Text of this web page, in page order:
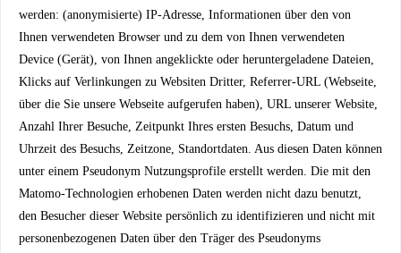
werden: (anonymisierte) IP-Adresse, Informationen über den von
Ihnen verwendeten Browser und zu dem von Ihnen verwendeten
Device (Gerät), von Ihnen angeklickte oder heruntergeladene Dateien,
Klicks auf Verlinkungen zu Websiten Dritter, Referrer-URL (Webseite,
über die Sie unsere Webseite aufgerufen haben), URL unserer Website,
Anzahl Ihrer Besuche, Zeitpunkt Ihres ersten Besuchs, Datum und
Uhrzeit des Besuchs, Zeitzone, Standortdaten. Aus diesen Daten können
unter einem Pseudonym Nutzungsprofile erstellt werden. Die mit den
Matomo-Technologien erhobenen Daten werden nicht dazu benutzt,
den Besucher dieser Website persönlich zu identifizieren und nicht mit
personenbezogenen Daten über den Träger des Pseudonyms